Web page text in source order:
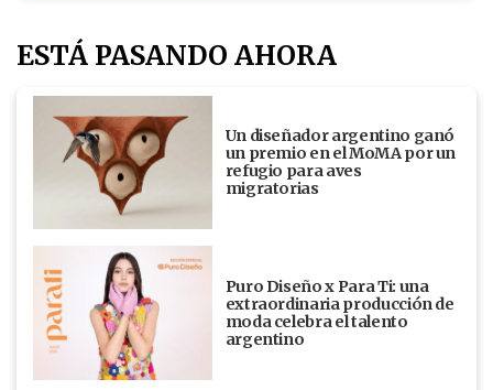
ESTÁ PASANDO AHORA
Un diseñador argentino ganó
un premio en el MoMA por un
refugio para aves
migratorias
Puro Diseño x Para Ti: una
extraordinaria producción de
moda celebra el talento
argentino